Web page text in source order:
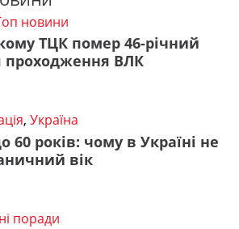
новини
ТЦК помер 46-річний
проходження ВЛК
, Україна
60 років: чому в Україні не
вік
поради